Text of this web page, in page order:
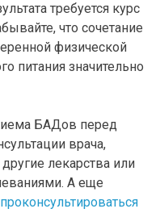
требуется курс
что сочетание
физической
питания значительно
БАДов перед
врача,
лекарства или
А еще
проконсультироваться